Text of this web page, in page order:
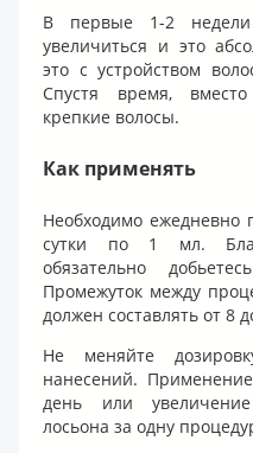
В первые 1-2
увеличиться и это
это с устройством
Спустя время,
крепкие волосы.
Как применять
Необходимо ежедневно
сутки по 1 мл.
обязательно
Промежуток между
должен составлять от 8
Не меняйте
нанесений.
день или увеличение
лосьона за одну